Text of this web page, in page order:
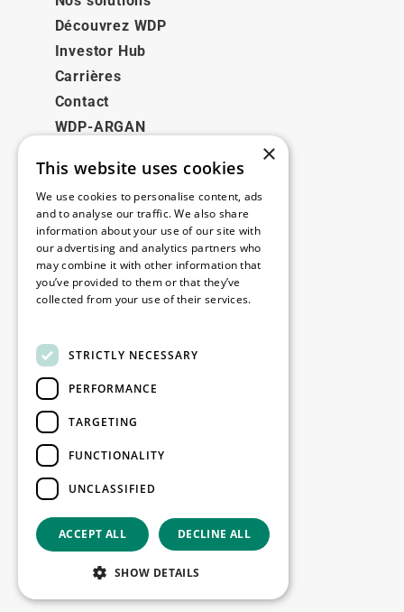
Découvrez WDP
Investor Hub
Carrières
Contact
WDP-ARGAN
Juridique
Disclaimer
Politique de confidentialité
Cookie Policy
Contact
Restez informé
Restez à jour : inscrivez-vous à nos
newsletters Marketing
Copyright © 2026
×
This website uses cookies
We use cookies to personalise content, ads
and to analyse our traffic. We also share
information about your use of our site with
our advertising and analytics partners who
may combine it with other information that
you’ve provided to them or that they’ve
collected from your use of their services.
STRICTLY NECESSARY
PERFORMANCE
TARGETING
FUNCTIONALITY
UNCLASSIFIED
ACCEPT ALL DECLINE ALL
SHOW DETAILS